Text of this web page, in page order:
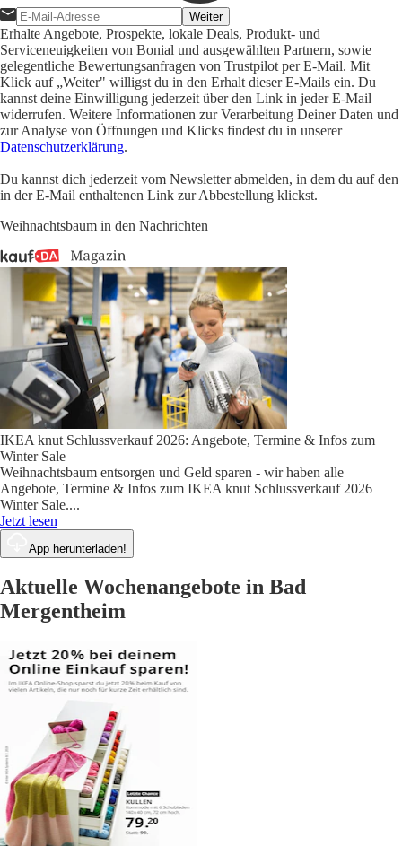
Weiter
Erhalte Angebote, Prospekte, lokale Deals, Produkt- und
Serviceneuigkeiten von Bonial und ausgewählten Partnern, sowie
gelegentliche Bewertungsanfragen von Trustpilot per E-Mail. Mit
Klick auf „Weiter" willigst du in den Erhalt dieser E-Mails ein. Du
kannst deine Einwilligung jederzeit über den Link in jeder E-Mail
widerrufen. Weitere Informationen zur Verarbeitung Deiner Daten und
zur Analyse von Öffnungen und Klicks findest du in unserer
Datenschutzerklärung.
Du kannst dich jederzeit vom Newsletter abmelden, in dem du auf den
in der E-Mail enthaltenen Link zur Abbestellung klickst.
Weihnachtsbaum in den Nachrichten
IKEA knut Schlussverkauf 2026: Angebote, Termine & Infos zum
Winter Sale
Weihnachtsbaum entsorgen und Geld sparen - wir haben alle
Angebote, Termine & Infos zum IKEA knut Schlussverkauf 2026
Winter Sale....
Jetzt lesen
App herunterladen!
Aktuelle Wochenangebote in Bad
Mergentheim